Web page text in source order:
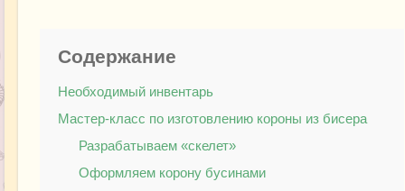
Содержание
Необходимый инвентарь
Мастер-класс по изготовлению короны из бисера
Разрабатываем «скелет»
Оформляем корону бусинами